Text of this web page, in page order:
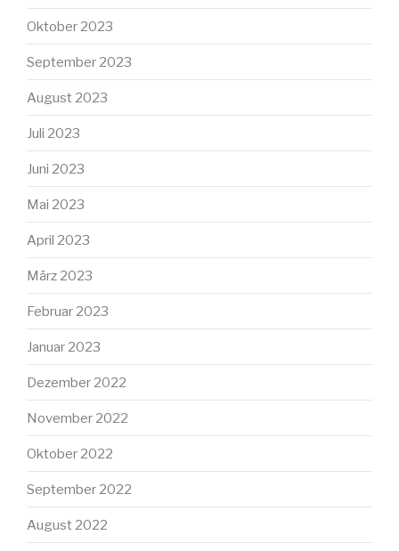
Oktober 2023
September 2023
August 2023
Juli 2023
Juni 2023
Mai 2023
April 2023
März 2023
Februar 2023
Januar 2023
Dezember 2022
November 2022
Oktober 2022
September 2022
August 2022